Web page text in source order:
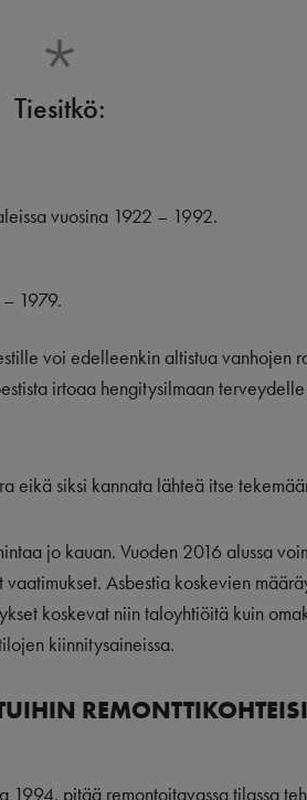
Tiesitkö:
vuosina 1922 – 1992.
1979.
voi edelleenkin altistua vanhojen
irtoaa hengitysilmaan
eikä siksi kannata lähteä itse
jo kauan. Vuoden 2016 alussa
Asbestia koskevien
koskevat niin taloyhtiöitä kuin
kiinnitysaineissa.
pitää remontoitavassa tilassa